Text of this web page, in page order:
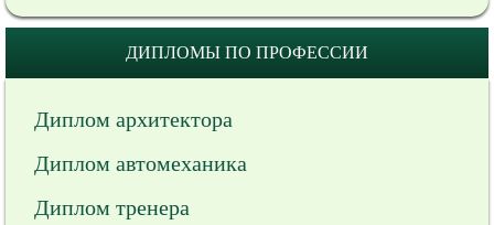
ДИПЛОМЫ ПО ПРОФЕССИИ
Диплом архитектора
Диплом автомеханика
Диплом тренера